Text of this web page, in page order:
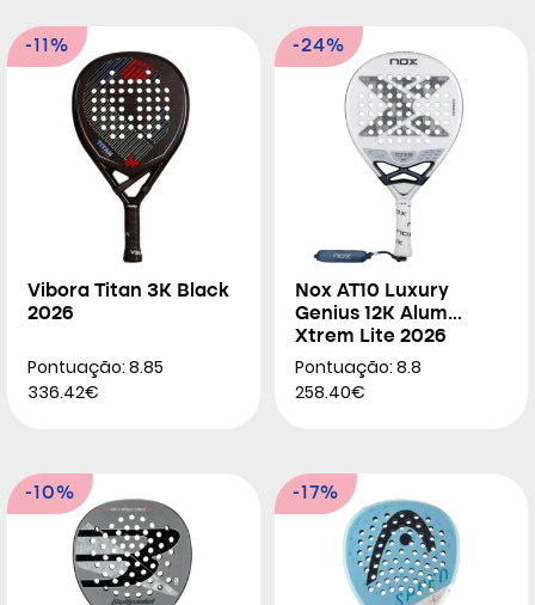
-11%
Vibora Titan 3K Black
2026
Pontuação: 8.85
336.42€
-24%
Nox AT10 Luxury
Genius 12K Alum
Xtrem Lite 2026
Pontuação: 8.8
258.40€
-10% -17%